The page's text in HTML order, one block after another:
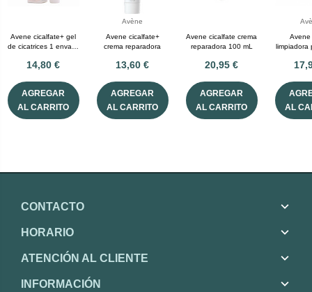
Avene cicalfate+ gel
de cicatrices 1 envase
14,80 €
AGREGAR
AL CARRITO
Avène
Avene cicalfate+
crema reparadora
13,60 €
AGREGAR
AL CARRITO
Avene cicalfate crema
reparadora 100 mL
20,95 €
AGREGAR
AL CARRITO
Avene
limpiadora
AL
CONTACTO
HORARIO
ATENCIÓN AL CLIENTE
INFORMACIÓN